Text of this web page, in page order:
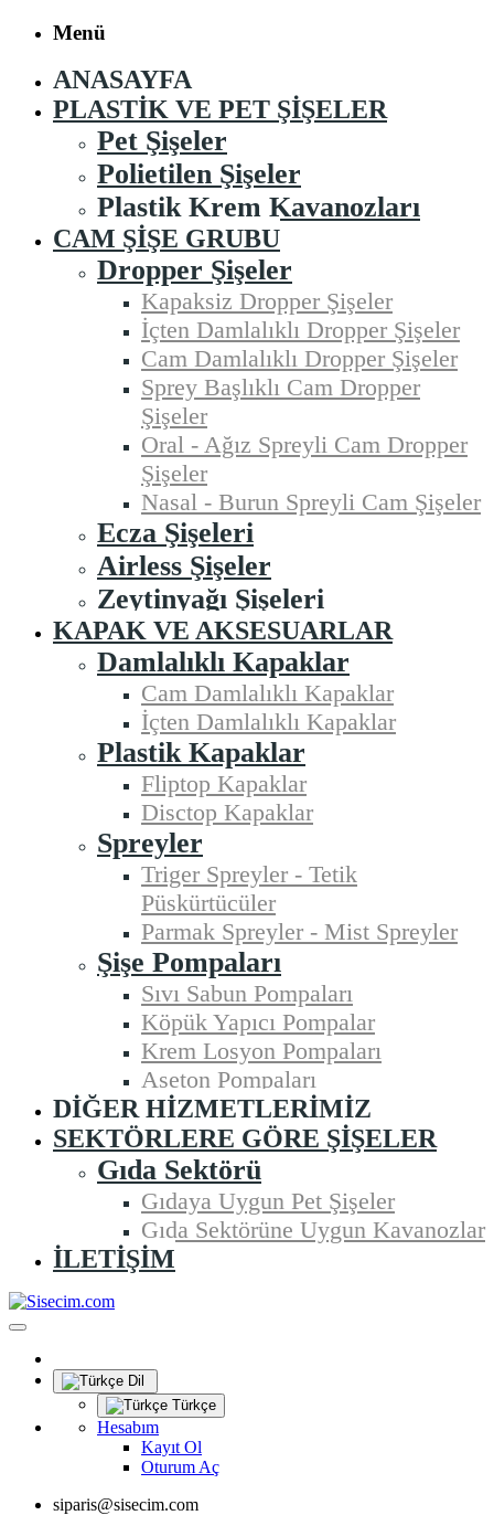
Menü
ANASAYFA
PLASTIK VE PET ŞIŞELER
Pet Şişeler
Polietilen Şişeler
Plastik Krem Kavanozları
CAM ŞIŞE GRUBU
Dropper Şişeler
Kapaksiz Dropper Şişeler
İçten Damlalıklı Dropper Şişeler
Cam Damlalıklı Dropper Şişeler
Sprey Başlıklı Cam Dropper
Şişeler
Oral - Ağız Spreyli Cam Dropper
Şişeler
Nasal - Burun Spreyli Cam Şişeler
Ecza Şişeleri
Airless Şişeler
Zeytinyağı Şişeleri
KAPAK VE AKSESUARLAR
Damlalıklı Kapaklar
Cam Damlalıklı Kapaklar
İçten Damlalıklı Kapaklar
Plastik Kapaklar
Fliptop Kapaklar
Disctop Kapaklar
Spreyler
Triger Spreyler - Tetik
Püskürtücüler
Parmak Spreyler - Mist Spreyler
Şişe Pompaları
Sıvı Sabun Pompaları
Köpük Yapıcı Pompalar
Krem Losyon Pompaları
Aseton Pompaları
DIĞER HIZMETLERIMIZ
SEKTÖRLERE GÖRE ŞIŞELER
Gıda Sektörü
Gıdaya Uygun Pet Şişeler
Gıda Sektörüne Uygun Kavanozlar
İLETIŞIM
Dil
Türkçe
Hesabım
Kayıt Ol
Oturum Aç
siparis@sisecim.com